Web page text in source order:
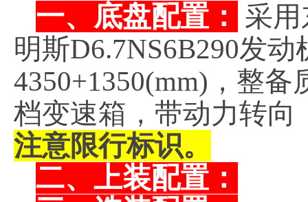
一、底盘配置：
采
明斯D6.7NS6B290发
4350+1350(mm)，整
档变速箱，带动力转向
注意限行标识。
二、上装配置：